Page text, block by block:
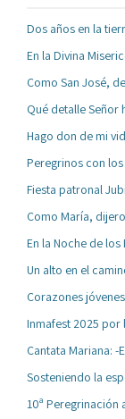
Dos años en la
En la Divina
Como San José,
Qué detalle Señor
Hago don de mi
Peregrinos con
Fiesta patronal
Como María,
En la Noche de
Un alto en el
Corazones
Inmafest 2025 por
Cantata Mariana: -
Sosteniendo la
10ª Peregrinación